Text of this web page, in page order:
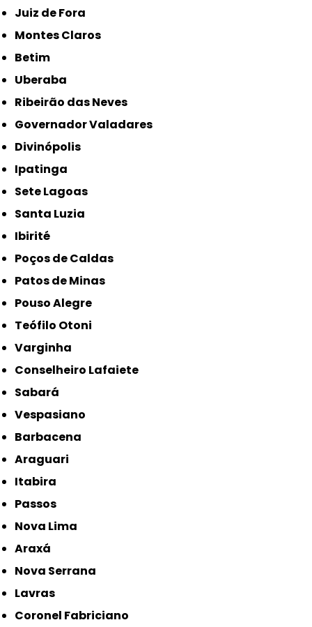
Juiz de Fora
Montes Claros
Betim
Uberaba
Ribeirão das Neves
Governador Valadares
Divinópolis
Ipatinga
Sete Lagoas
Santa Luzia
Ibirité
Poços de Caldas
Patos de Minas
Pouso Alegre
Teófilo Otoni
Varginha
Conselheiro Lafaiete
Sabará
Vespasiano
Barbacena
Araguari
Itabira
Passos
Nova Lima
Araxá
Nova Serrana
Lavras
Coronel Fabriciano